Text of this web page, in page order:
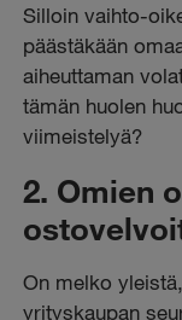
Silloin vaihto-
päästäkään
aiheuttaman
tämän huolen
viimeistelyä?
2. Omien
On melko
yrityskaupan